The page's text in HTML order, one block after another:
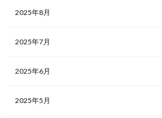
2025年8月
2025年7月
2025年6月
2025年5月